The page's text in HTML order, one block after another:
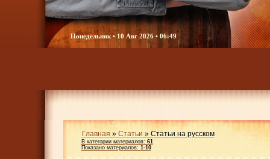
Понедельник • 10 Авг 2026 • 06:49
Главная » Статьи » Статьи на русском
В категории материалов: 61
Показано материалов: 1-10